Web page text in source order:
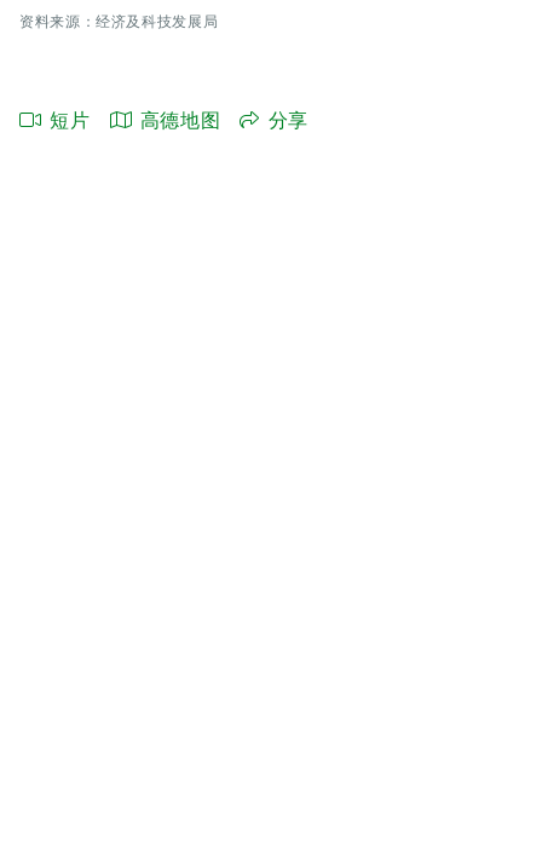
资料来源：经济及科技发展局
短片 高德地图 分享